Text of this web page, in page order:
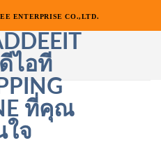
ENTERPRISE CO.,LTD.